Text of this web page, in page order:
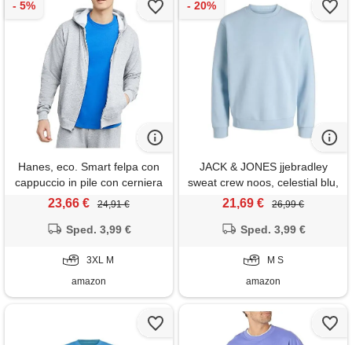
Hanes, eco. Smart felpa con
cappuccio in pile con cerniera
integrale, da uomo, cenere,
23,66 € 24,91 €
Sped. 3,99 €
3XL M
amazon
JACK & JONES jjebradley
sweat crew noos, celestial blu,
s
21,69 € 26,99 €
Sped. 3,99 €
M S
amazon